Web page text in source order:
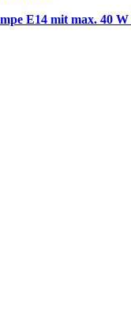
E14 mit max. 40